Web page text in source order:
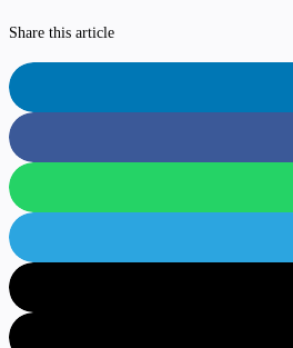
Share this article